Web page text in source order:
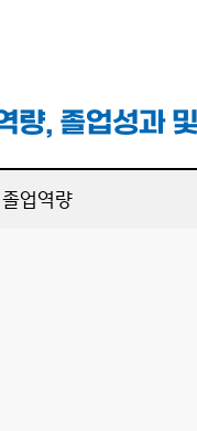
내
량, 졸업성과
졸업역량